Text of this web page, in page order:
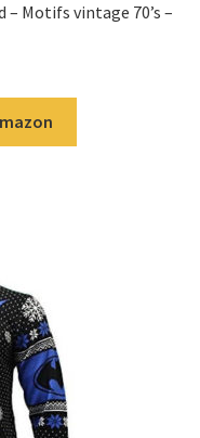
– Motifs vintage 70’s –